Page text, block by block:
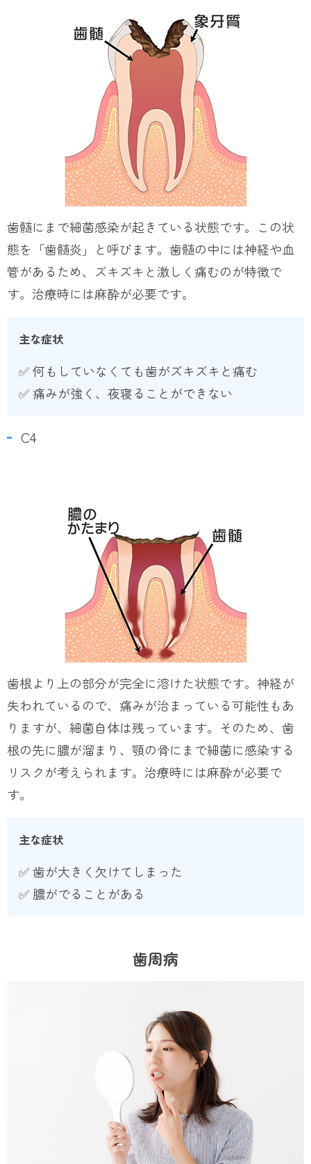
歯髄にまで細菌感染が起きている状態です。この状
態を「歯髄炎」と呼びます。歯髄の中には神経や血
管があるため、ズキズキと激しく痛むのが特徴で
す。治療時には麻酔が必要です。
主な症状
✅ 何もしていなくても歯がズキズキと痛む
✅ 痛みが強く、夜寝ることができない
C4
歯根より上の部分が完全に溶けた状態です。神経が
失われているので、痛みが治まっている可能性もあ
りますが、細菌自体は残っています。そのため、歯
根の先に膿が溜まり、顎の骨にまで細菌に感染する
リスクが考えられます。治療時には麻酔が必要で
す。
主な症状
✅ 歯が大きく欠けてしまった
✅ 膿がでることがある
歯周病